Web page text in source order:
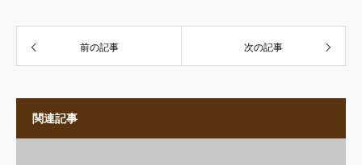
前の記事 次の記事
関連記事